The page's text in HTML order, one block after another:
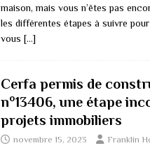
maison, mais vous n’êtes pas
les différentes étapes à suivre
vous […]
Cerfa permis de
n°13406, une étape
projets immobiliers
novembre 15, 2023 Franklin